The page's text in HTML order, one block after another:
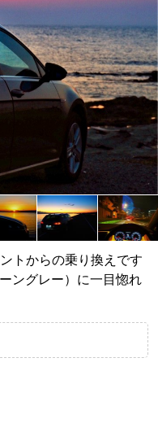
トからの乗り換えです
ングレー）に一目惚れ